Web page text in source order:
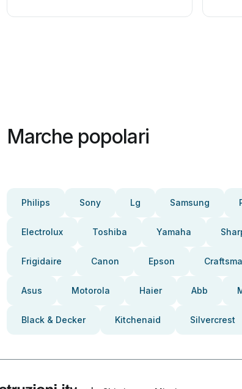
Marche popolari
Philips Sony Lg Samsung
Electrolux Toshiba Yamaha
Frigidaire Canon Epson
Asus Motorola Haier Abb
Black & Decker Kitchenaid Silvercrest